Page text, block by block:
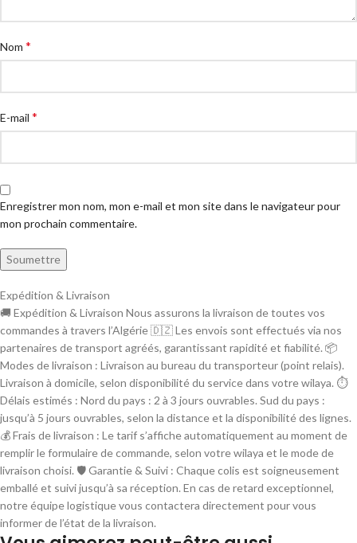
Nom *
E-mail *
Enregistrer mon nom, mon e-mail et mon site dans le navigateur pour
mon prochain commentaire.
Expédition & Livraison
🚚 Expédition & Livraison Nous assurons la livraison de toutes vos
commandes à travers l’Algérie 🇩🇿 Les envois sont effectués via nos
partenaires de transport agréés, garantissant rapidité et fiabilité. 📦
Modes de livraison : Livraison au bureau du transporteur (point relais).
Livraison à domicile, selon disponibilité du service dans votre wilaya. ⏱
Délais estimés : Nord du pays : 2 à 3 jours ouvrables. Sud du pays :
jusqu’à 5 jours ouvrables, selon la distance et la disponibilité des lignes.
💰 Frais de livraison : Le tarif s’affiche automatiquement au moment de
remplir le formulaire de commande, selon votre wilaya et le mode de
livraison choisi. 🛡 Garantie & Suivi : Chaque colis est soigneusement
emballé et suivi jusqu’à sa réception. En cas de retard exceptionnel,
notre équipe logistique vous contactera directement pour vous
informer de l’état de la livraison.